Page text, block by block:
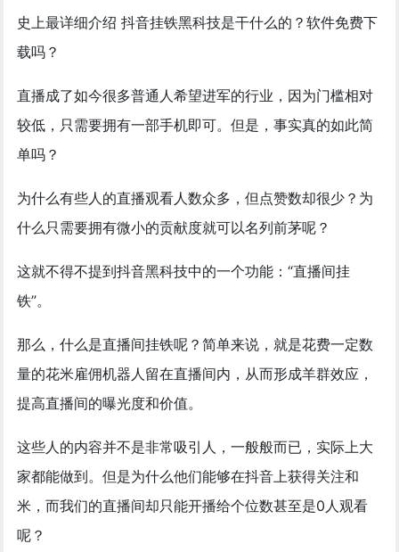
史上最详细介绍 抖音挂铁黑科技是干什么的？软件免费下
载吗？
直播成了如今很多普通人希望进军的行业，因为门槛相对
较低，只需要拥有一部手机即可。但是，事实真的如此简
单吗？
为什么有些人的直播观看人数众多，但点赞数却很少？为
什么只需要拥有微小的贡献度就可以名列前茅呢？
这就不得不提到抖音黑科技中的一个功能：“直播间挂
铁”。
那么，什么是直播间挂铁呢？简单来说，就是花费一定数
量的花米雇佣机器人留在直播间内，从而形成羊群效应，
提高直播间的曝光度和价值。
这些人的内容并不是非常吸引人，一般般而已，实际上大
家都能做到。但是为什么他们能够在抖音上获得关注和
米，而我们的直播间却只能开播给个位数甚至是0人观看
呢？